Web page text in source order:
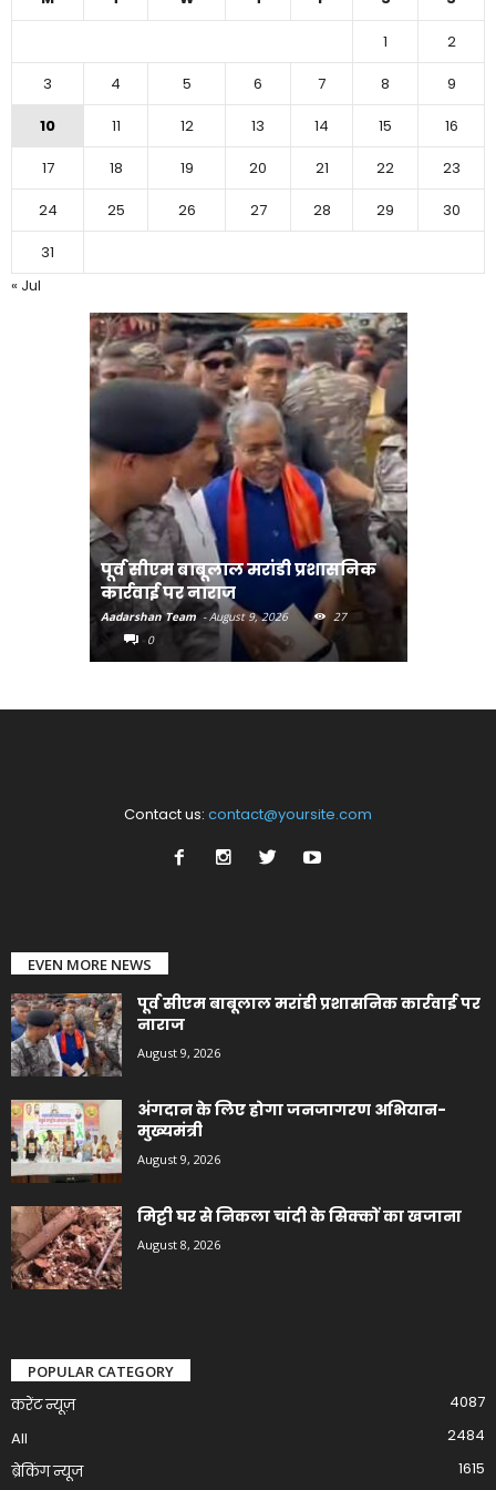
1
2
3
4 5 6 7 8
9
10
11 12 13 14 15
16
17
18 19 20 21 22
23
24
25 26 27 28 29
30
31
« Jul
पूर्व सीएम बाबूलाल मरांडी प्रशासनिक
कार्रवाई पर नाराज
Aadarshan Team - August 9, 2026
27
0
Contact us: contact@yoursite.com
EVEN MORE NEWS
पूर्व सीएम बाबूलाल मरांडी प्रशासनिक कार्रवाई पर
नाराज
August 9, 2026
अंगदान के लिए होगा जनजागरण अभियान-
मुख्यमंत्री
August 9, 2026
मिट्टी घर से निकला चांदी के सिक्कों का खजाना
August 8, 2026
POPULAR CATEGORY
करेंट न्यूज़
4087
All
2484
ब्रेकिंग न्यूज
1615